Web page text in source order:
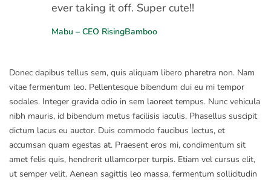
ever taking it off. Super cute!!
Mabu – CEO RisingBamboo
Donec dapibus tellus sem, quis aliquam libero pharetra non. Nam
vitae fermentum leo. Pellentesque bibendum dui eu mi tempor
sodales. Integer gravida odio in sem laoreet tempus. Nunc vehicula
nibh mauris, id bibendum metus facilisis iaculis. Phasellus suscipit
dictum lacus eu auctor. Duis commodo faucibus lectus, et
accumsan quam egestas at. Praesent eros mi, condimentum sit
amet felis quis, hendrerit ullamcorper turpis. Etiam vel cursus elit,
ut semper velit. Aenean sagittis leo massa, fermentum sollicitudin